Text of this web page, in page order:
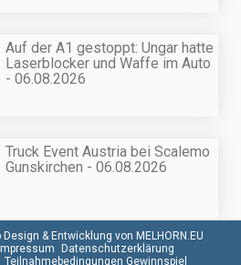
Auf der A1 gestoppt: Ungar hatte
Laserblocker und Waffe im Auto
- 06.08.2026
Truck Event Austria bei Scalemo
Gunskirchen - 06.08.2026
Design & Entwicklung von MELHORN.EU
Impressum
Datenschutzerklärung
Teilnahmebedingungen Gewinnspiel